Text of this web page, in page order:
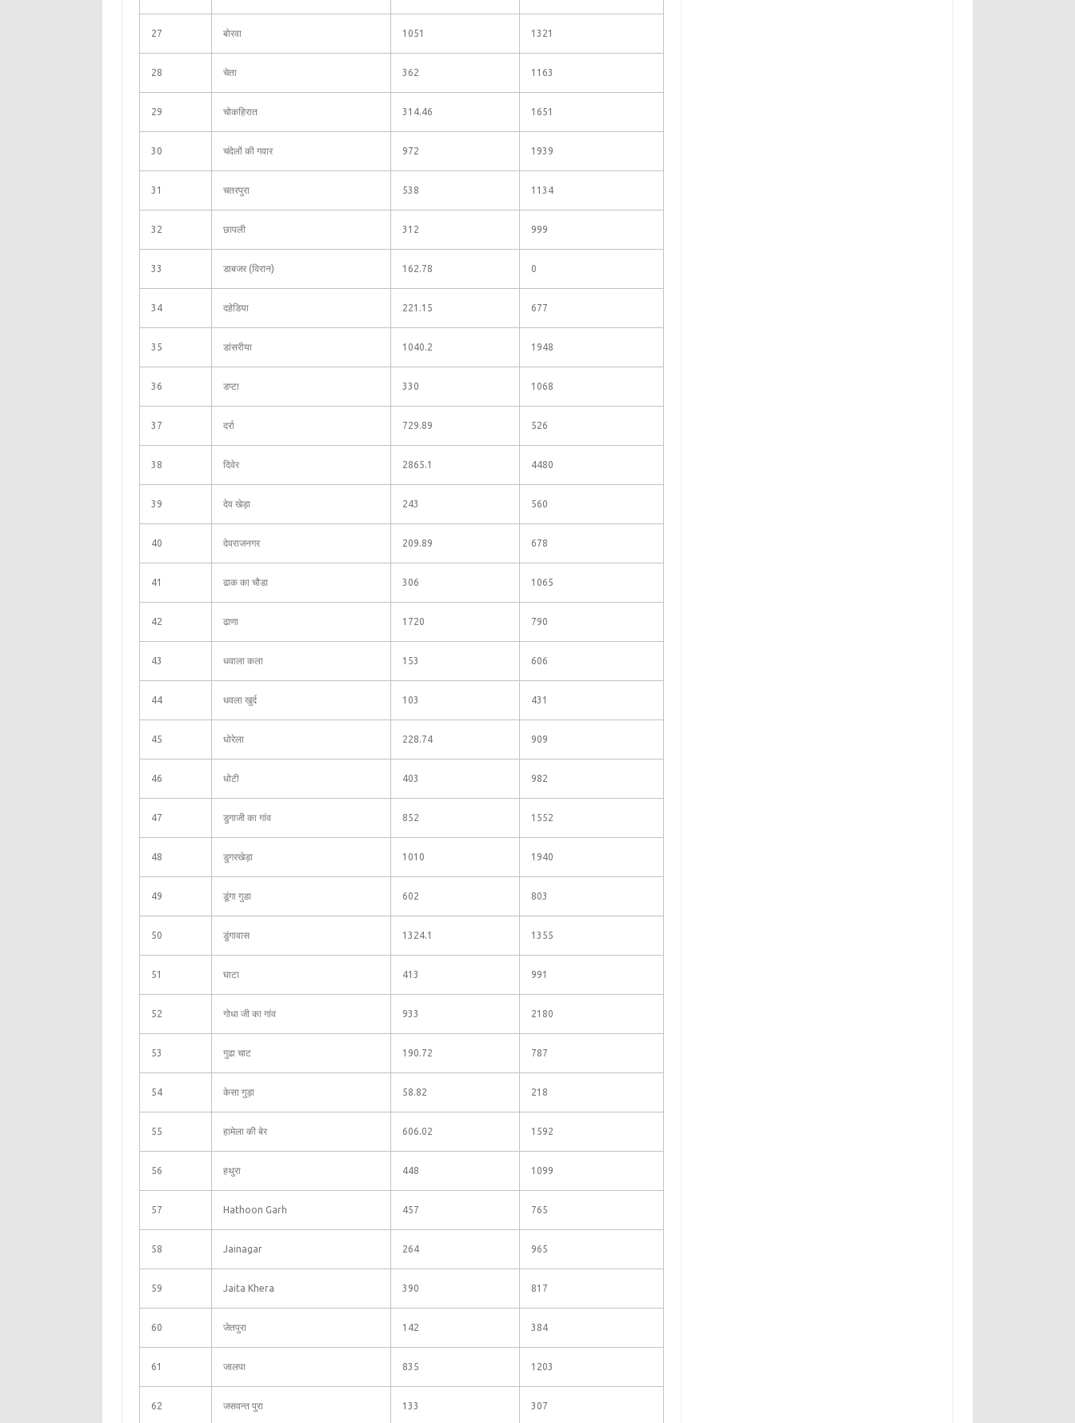
27 बोरवा 1051 1321
28 चेता 362 1163
29 चोकहिरात 314.46 1651
30 चंदेलों की गवार 972 1939
31 चतरपुरा 538 1134
32 छापली 312 999
33 डाबजर (विरान) 162.78 0
34 दहेडिया 221.15 677
35 डांसरीया 1040.2 1948
36 डप्टा 330 1068
37 दर्रा 729.89 526
38 दिवेर 2865.1 4480
39 देव खेड़ा 243 560
40 देवराजनगर 209.89 678
41 ढाक का चौडा 306 1065
42 ढाणा 1720 790
43 धवाला कला 153 606
44 धवला खुर्द 103 431
45 धोरेला 228.74 909
46 धोटी 403 982
47 डुगाजी का गांव 852 1552
48 डुगरखेड़ा 1010 1940
49 डूंगा गुडा 602 803
50 डुंगावास 1324.1 1355
51 घाटा 413 991
52 गोधा जी का गांव 933 2180
53 गुढा चाट 190.72 787
54 केसा गुड़ा 58.82 218
55 हामेला की बेर 606.02 1592
56 हथुरा 448 1099
57 Hathoon Garh 457 765
58 Jainagar 264 965
59 Jaita Khera 390 817
60 जेतपुरा 142 384
61 जालपा 835 1203
62 जसवन्त पुरा 133 307